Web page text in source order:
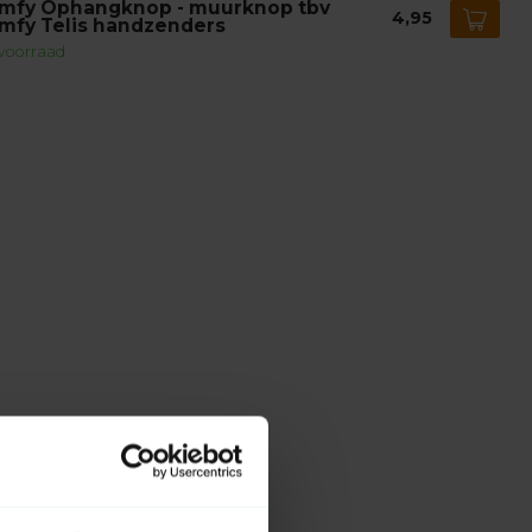
Ophangknop - muurknop tbv
Telis handzenders 4,95